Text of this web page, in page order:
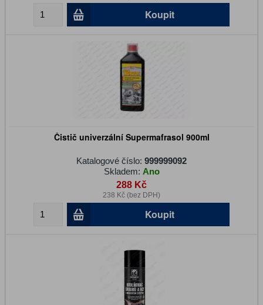
Koupit
Čistič univerzální Supermafrasol 900ml
Katalogové číslo: 999999092
Skladem: Ano
288 Kč
238 Kč (bez DPH)
Koupit